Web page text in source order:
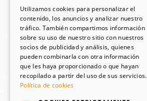
Mi cuenta
Finalizar compra
Términos y Condiciones
Utilizamos cookies para personalizar el
contenido, los anuncios y analizar nuestro
tráfico. También compartimos información
sobre su uso de nuestro sitio con nuestros
socios de publicidad y análisis, quienes
pueden combinarla con otra información
que les haya proporcionado o que hayan
recopilado a partir del uso de sus servicios.
Política de cookies